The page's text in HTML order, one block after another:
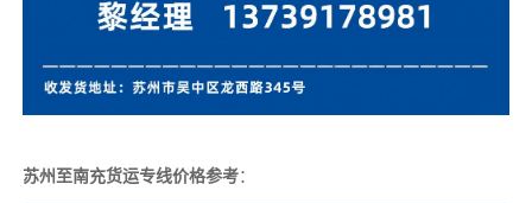
苏州至南充货运专线价格参考：